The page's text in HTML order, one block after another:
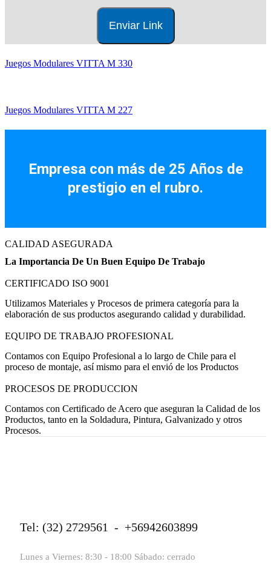
Juegos Modulares VITTA M 330
Juegos Modulares VITTA M 227
Empresa con más de 25 Años de
prestigio en el rubro.
CALIDAD ASEGURADA
La Importancia De Un Buen Equipo De Trabajo
CERTIFICADO ISO 9001
Utilizamos Materiales y Procesos de primera categoría para la
elaboración de sus productos asegurando calidad y durabilidad.
EQUIPO DE TRABAJO PROFESIONAL
Contamos con Equipo Profesional a lo largo de Chile para el
proceso de montaje, así mismo para el envió de los Productos
PROCESOS DE PRODUCCION
Contamos con Certificado de Acero que aseguran la Calidad de los
Productos, tanto en la Soldadura, Pintura, Galvanizado y otros
Procesos.
Tel: (32) 2729561 - +56942603899
Lunes a Viernes: 8:30 - 18:00 Sábado: cerrado